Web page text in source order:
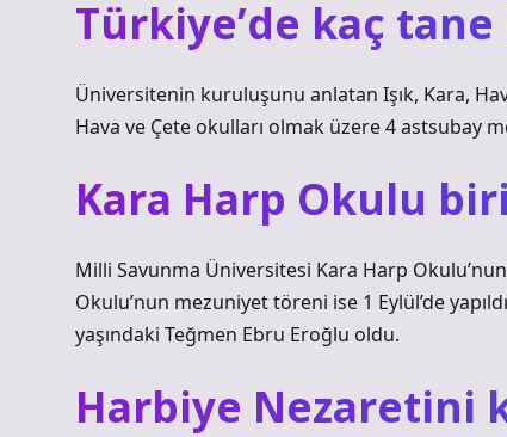
Türkiye’de kaç
Üniversitenin kuruluşunu anlatan Işık, Kara,
Hava ve Çete okulları olmak üzere 4 astsubay
Kara Harp Okulu
Milli Savunma Üniversitesi Kara Harp
Okulu’nun mezuniyet töreni ise 1 Eylül’de
yaşındaki Teğmen Ebru Eroğlu oldu.
Harbiye Nezaretini